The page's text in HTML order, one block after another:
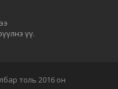
үү.
толь 2016 он